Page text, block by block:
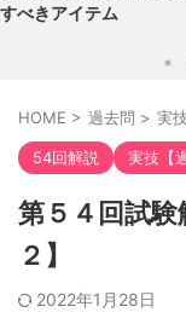
HOME > 過去問 > 実
54回解説 実技【
第５４回試験
２】
2022年1月28日